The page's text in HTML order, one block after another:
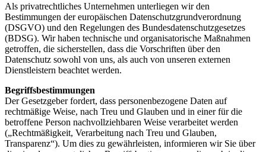
Als privatrechtliches Unternehmen unterliegen wir den
Bestimmungen der europäischen Datenschutzgrundverordnung
(DSGVO) und den Regelungen des Bundesdatenschutzgesetzes
(BDSG). Wir haben technische und organisatorische Maßnahmen
getroffen, die sicherstellen, dass die Vorschriften über den
Datenschutz sowohl von uns, als auch von unseren externen
Dienstleistern beachtet werden.
Begriffsbestimmungen
Der Gesetzgeber fordert, dass personenbezogene Daten auf
rechtmäßige Weise, nach Treu und Glauben und in einer für die
betroffene Person nachvollziehbaren Weise verarbeitet werden
(„Rechtmäßigkeit, Verarbeitung nach Treu und Glauben,
Transparenz“). Um dies zu gewährleisten, informieren wir Sie über